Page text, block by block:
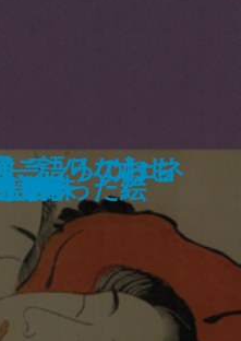
グ
ィレンツェ→
い」
るし」
楽園
ケズという祈
画
―語りなおし
ごころのおも
の味
旅
、奪った絵
美術
ラノ→ヴェネ
キー
り